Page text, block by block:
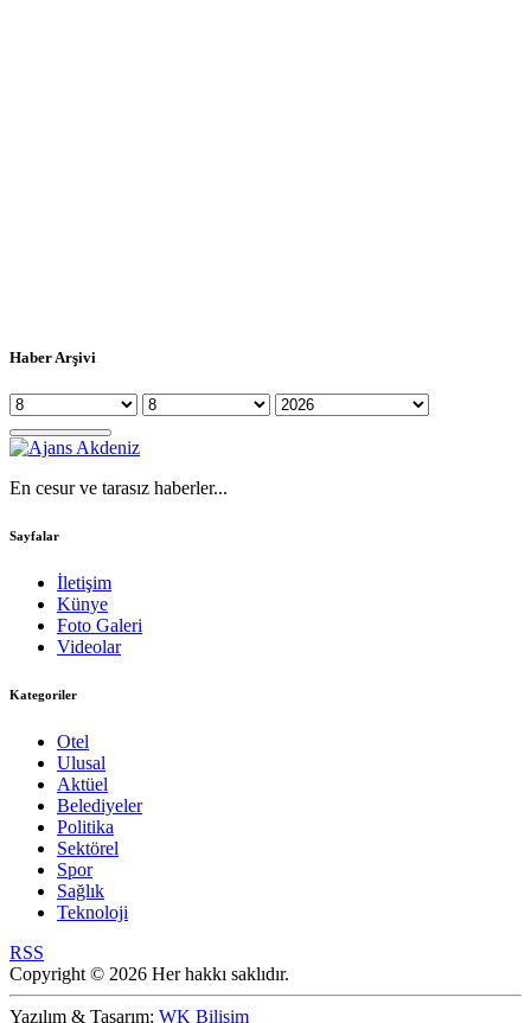
Haber Arşivi
En cesur ve tarasız haberler...
Sayfalar
İletişim
Künye
Foto Galeri
Videolar
Kategoriler
Otel
Ulusal
Aktüel
Belediyeler
Politika
Sektörel
Spor
Sağlık
Teknoloji
RSS
Copyright © 2026 Her hakkı saklıdır.
Yazılım & Tasarım: WK Bilişim